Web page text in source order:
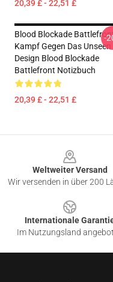
20,39 £ - 22,51 £
Blood Blockade
Kampf Gegen Das Unseen
Design Blood Blockade
Battlefront Notizbuch
20,39 £ - 22,51 £
-
Weltweiter Versand
Wir versenden in über 200
Internationale
Im Nutzungsland